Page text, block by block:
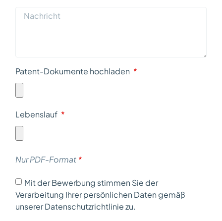
Patent-Dokumente hochladen
Lebenslauf
Nur PDF-Format
Mit der Bewerbung stimmen Sie der
Verarbeitung Ihrer persönlichen Daten gemäß
unserer Datenschutzrichtlinie zu.